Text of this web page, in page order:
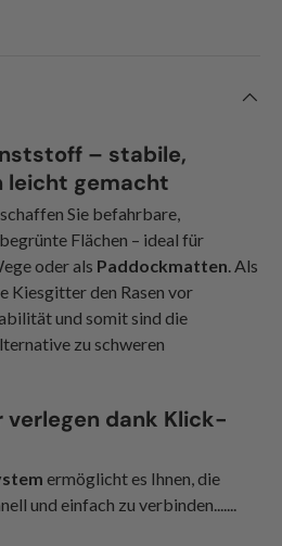
– stabile,
leicht gemacht
schaffen Sie befahrbare,
Flächen – ideal für
oder als Paddockmatten . Als
Kiesgitter den Rasen vor
und somit sind die
zu schweren
verlegen dank Klick-
ermöglicht es Ihnen, die
und einfach zu verbinden.......